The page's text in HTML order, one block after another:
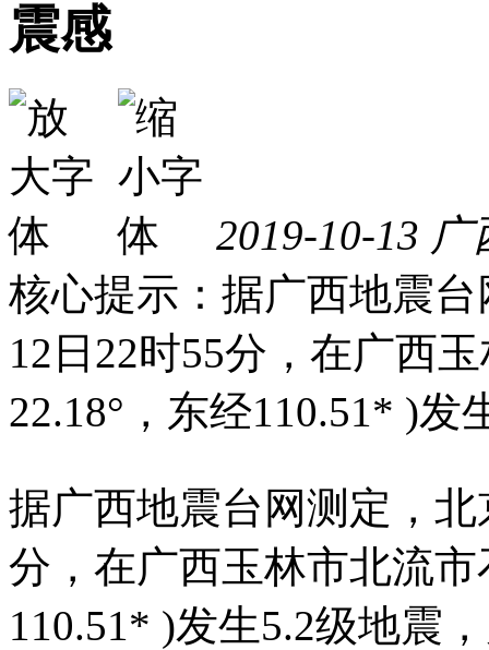
震感
2019-10-13 广
核心提示：据广西地震
12日22时55分，在广西
22.18°，东经110.51* )发
据广西地震台网测定，北
分，在广西玉林市北流
110.51* )发生5.2级地震